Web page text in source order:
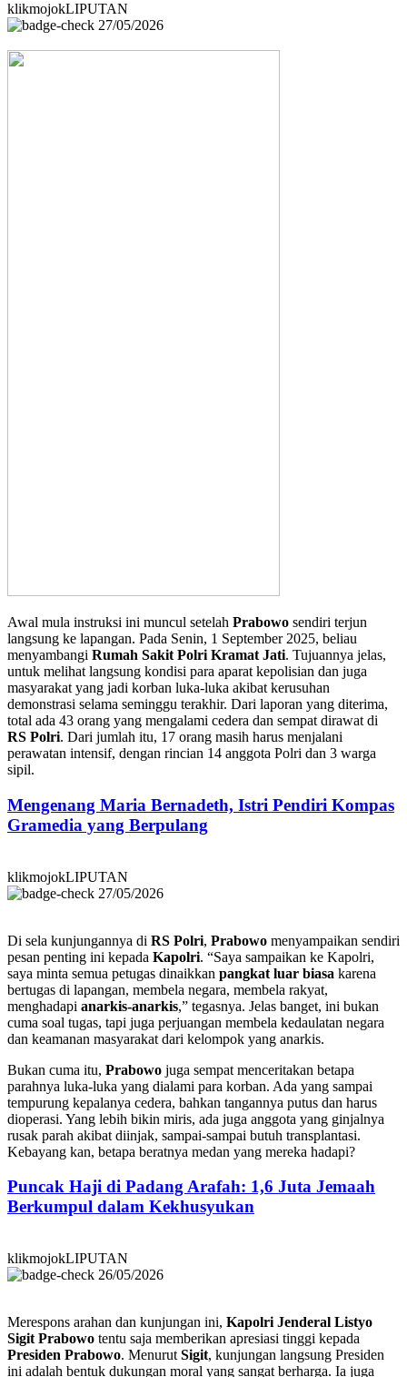
klikmojokLIPUTAN
27/05/2026
Awal mula instruksi ini muncul setelah Prabowo sendiri terjun
langsung ke lapangan. Pada Senin, 1 September 2025, beliau
menyambangi Rumah Sakit Polri Kramat Jati. Tujuannya jelas,
untuk melihat langsung kondisi para aparat kepolisian dan juga
masyarakat yang jadi korban luka-luka akibat kerusuhan
demonstrasi selama seminggu terakhir. Dari laporan yang diterima,
total ada 43 orang yang mengalami cedera dan sempat dirawat di
RS Polri. Dari jumlah itu, 17 orang masih harus menjalani
perawatan intensif, dengan rincian 14 anggota Polri dan 3 warga
sipil.
Mengenang Maria Bernadeth, Istri Pendiri Kompas
Gramedia yang Berpulang
klikmojokLIPUTAN
27/05/2026
Di sela kunjungannya di RS Polri, Prabowo menyampaikan sendiri
pesan penting ini kepada Kapolri. “Saya sampaikan ke Kapolri,
saya minta semua petugas dinaikkan pangkat luar biasa karena
bertugas di lapangan, membela negara, membela rakyat,
menghadapi anarkis-anarkis,” tegasnya. Jelas banget, ini bukan
cuma soal tugas, tapi juga perjuangan membela kedaulatan negara
dan keamanan masyarakat dari kelompok yang anarkis.
Bukan cuma itu, Prabowo juga sempat menceritakan betapa
parahnya luka-luka yang dialami para korban. Ada yang sampai
tempurung kepalanya cedera, bahkan tangannya putus dan harus
dioperasi. Yang lebih bikin miris, ada juga anggota yang ginjalnya
rusak parah akibat diinjak, sampai-sampai butuh transplantasi.
Kebayang kan, betapa beratnya medan yang mereka hadapi?
Puncak Haji di Padang Arafah: 1,6 Juta Jemaah
Berkumpul dalam Kekhusyukan
klikmojokLIPUTAN
26/05/2026
Merespons arahan dan kunjungan ini, Kapolri Jenderal Listyo
Sigit Prabowo tentu saja memberikan apresiasi tinggi kepada
Presiden Prabowo. Menurut Sigit, kunjungan langsung Presiden
ini adalah bentuk dukungan moral yang sangat berharga. Ia juga